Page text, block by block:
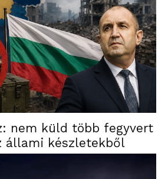
nem küld több fegyvert
állami készletekből